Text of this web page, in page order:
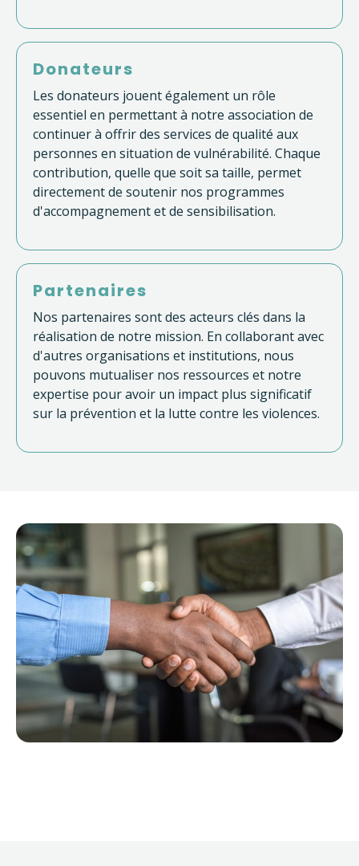
Donateurs
Les donateurs jouent également un rôle
essentiel en permettant à notre association de
continuer à offrir des services de qualité aux
personnes en situation de vulnérabilité. Chaque
contribution, quelle que soit sa taille, permet
directement de soutenir nos programmes
d'accompagnement et de sensibilisation.
Partenaires
Nos partenaires sont des acteurs clés dans la
réalisation de notre mission. En collaborant avec
d'autres organisations et institutions, nous
pouvons mutualiser nos ressources et notre
expertise pour avoir un impact plus significatif
sur la prévention et la lutte contre les violences.